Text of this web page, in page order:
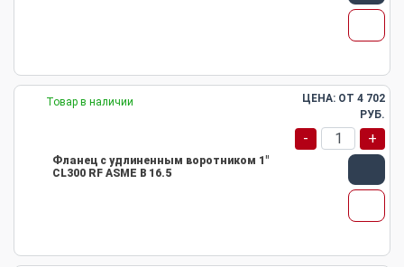
Товар в наличии
Фланец с удлиненным воротником 1"
CL300 RF ASME B 16.5
ЦЕНА: ОТ 4 702
РУБ.
- +